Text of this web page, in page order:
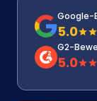
Google-
5.0
G2-
5.0